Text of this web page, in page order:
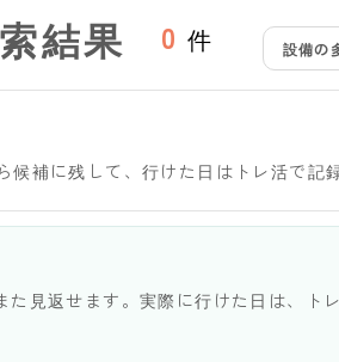
結果 0 件 設備の
補に残して、行けた日はトレ活で記
見返せます。実際に行けた日は、ト